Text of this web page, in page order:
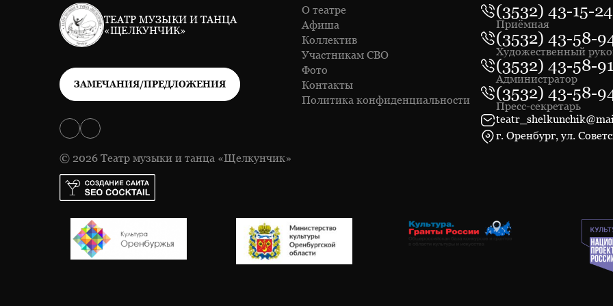
ТЕАТР МУЗЫКИ И ТАНЦА
«ЩЕЛКУНЧИК»
ЗАМЕЧАНИЯ/ПРЕДЛОЖЕНИЯ
© 2026 Театр музыки и танца «Щелкунчик»
О театре
Афиша
Коллектив
Участникам СВО
Фото
Контакты
Политика конфиденциальности
(3532) 43-15-24
Приёмная
(3532) 43-58-
Художественный
(3532) 43-58-91
Администратор
(3532) 43-58-
Пресс-секретарь
г. Оренбург, ул.